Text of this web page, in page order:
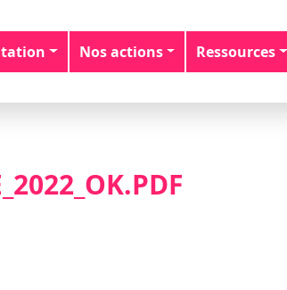
Nos actions Ressources